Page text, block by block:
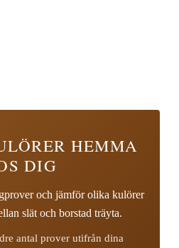
HEMMA
DIG
och jämför olika kulörer
slät och borstad träyta.
antal prover utifrån dina